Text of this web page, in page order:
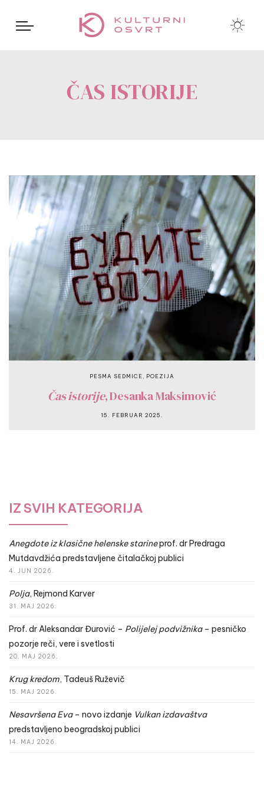
ČAS ISTORIJE
PESMA SEDMICE POEZIJA
Čas istorije, Desanka Maksimović
15. FEBRUAR 2025.
IZ SVIH KATEGORIJA
Anegdote iz klasične helenske starineprof. dr Predraga
Mutdavdžića predstavljene čitalačkoj publici
4. JUN 2026.
Polja, Rejmond Karver
31. MAJ 2026.
Prof. dr Aleksandar Đurović – Polijelej podvižnika– pesničko
pozorje reči, vere i svetlosti
20. MAJ 2026.
Krug kredom, Tadeuš Ruževič
15. MAJ 2026.
Nesavršena Eva– novo izdanje Vulkan izdavaštva
predstavljeno beogradskoj publici
14. MAJ 2026.